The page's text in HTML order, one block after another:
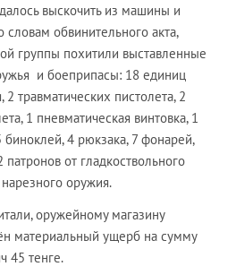
выскочить из машины и
словам обвинительного акта,
группы похитили выставленные
и боеприпасы: 18 единиц
травматических пистолета, 2
1 пневматическая винтовка, 1
биноклей, 4 рюкзака, 7 фонарей,
от гладкоствольного
оружия.
оружейному магазину
материальный ущерб на сумму
45 тенге.